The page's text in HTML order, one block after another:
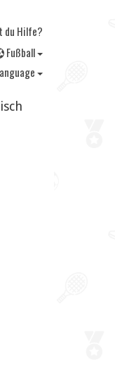
du Hilfe?
Fußball